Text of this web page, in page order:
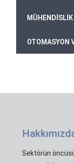
OTOMASYON
Sektörün